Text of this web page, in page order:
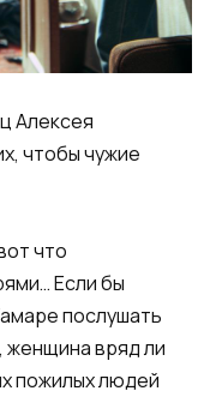
Алексея
чтобы чужие
что
Если бы
послушать
женщина вряд ли
пожилых людей